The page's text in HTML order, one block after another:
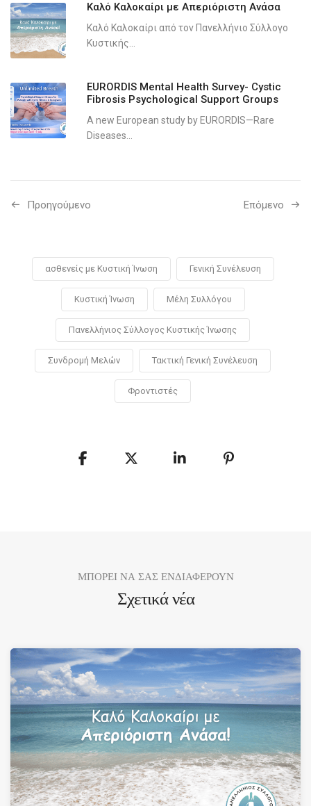
Καλό Καλοκαίρι με Απεριόριστη Ανάσα
Καλό Καλοκαίρι από τον Πανελλήνιο Σύλλογο
Κυστικής...
EURORDIS Mental Health Survey- Cystic
Fibrosis Psychological Support Groups
A new European study by EURORDIS—Rare
Diseases...
Προηγούμενo Επόμενο
ασθενείς με Κυστική Ίνωση Γενική Συνέλευση
Κυστική Ίνωση Μέλη Συλλόγου
Πανελλήνιος Σύλλογος Κυστικής Ίνωσης
Συνδρομή Μελών Τακτική Γενική Συνέλευση
Φροντιστές
ΜΠΟΡΕΙ ΝΑ ΣΑΣ ΕΝΔΙΑΦΕΡΟΥΝ
Σχετικά νέα